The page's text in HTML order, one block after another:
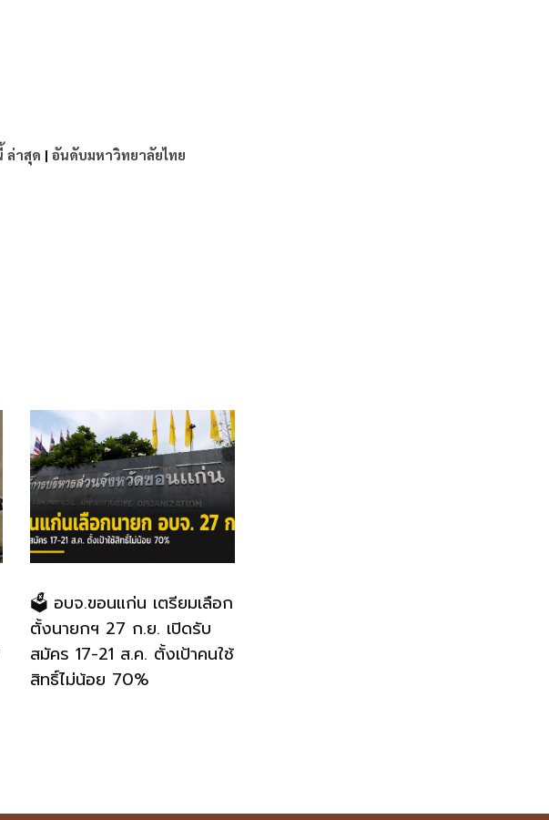
ล่าสุด | อันดับมหาวิทยาลัยไทย
🗳️ อบจ.ขอนแก่น เตรียมเลือก
ตั้งนายกฯ 27 ก.ย. เปิดรับ
สมัคร 17-21 ส.ค. ตั้งเป้าคนใช้
สิทธิ์ไม่น้อย 70%